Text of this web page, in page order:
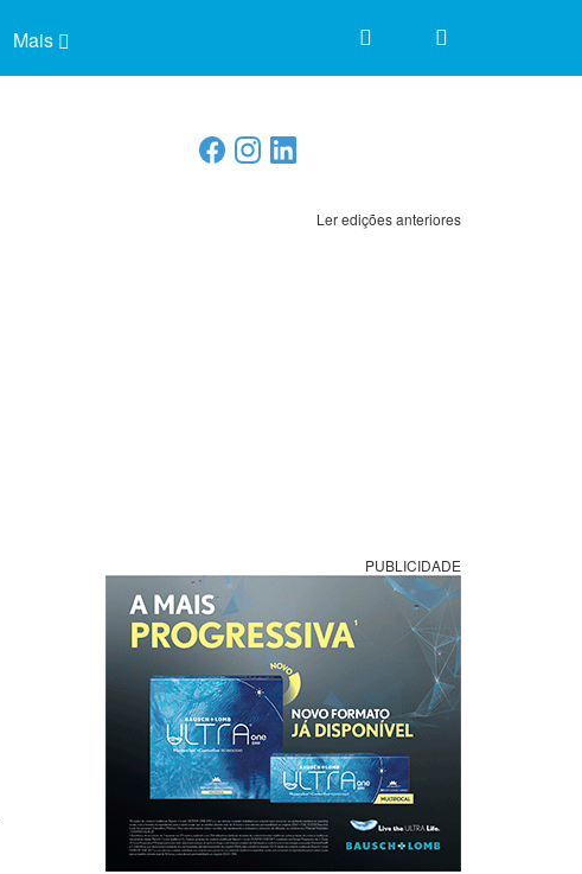
Mais
Ler edições anteriores
PUBLICIDADE